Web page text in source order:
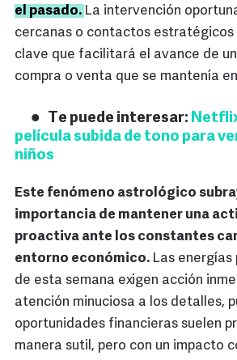
el pasado. La intervención
cercanas o contactos estratégicos
clave que facilitará el avance de
compra o venta que se mantenía
Te puede interesar:
película subida de tono para
niños
Este fenómeno astrológico
importancia de mantener una
proactiva ante los constantes
entorno económico. Las
de esta semana exigen acción
atención minuciosa a los detalles,
oportunidades financieras suelen
manera sutil, pero con un impacto